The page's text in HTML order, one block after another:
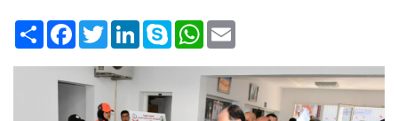
Share
FacebookTwitterLinkedInSkype
WhatsAppEmail